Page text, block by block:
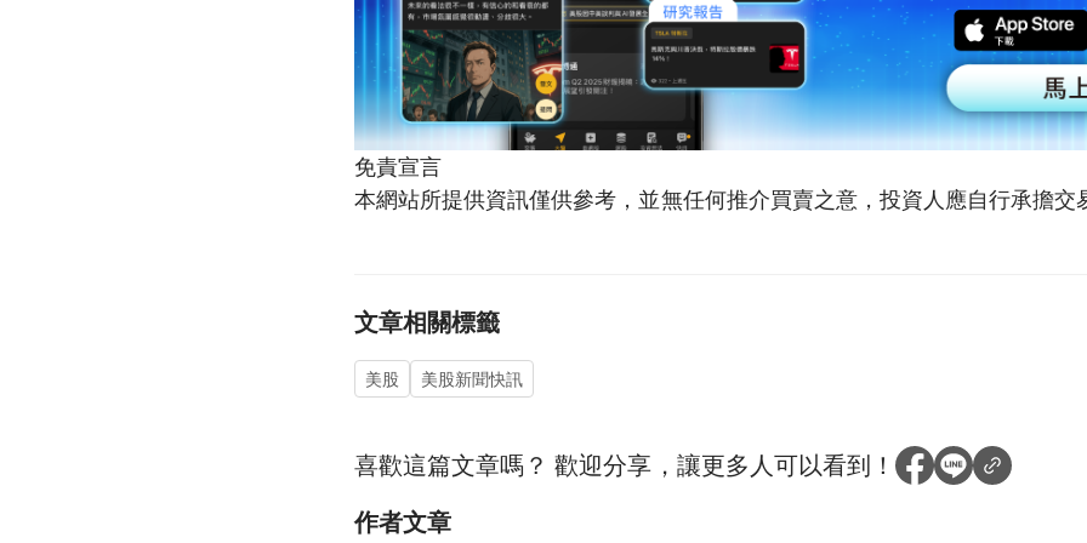
免責宣言
本網站所提供資訊僅供參考，並無任何推介買賣之意，投資人應自行承擔交
文章相關標籤
美股 美股新聞快訊
喜歡這篇文章嗎？歡迎分享，讓更多人可以看到！
作者文章